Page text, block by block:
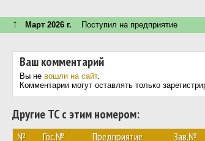
↑ Март 2026 г. Поступил на предприятие
Ваш комментарий
Вы не вошли на сайт.
Комментарии могут оставлять только
Другие ТС с этим номером:
№ Гос.№ Предприятие Зав.№